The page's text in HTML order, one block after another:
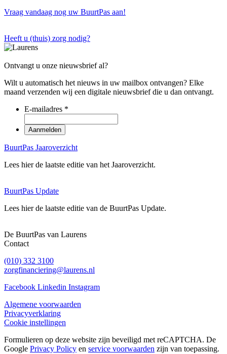
Vraag vandaag nog uw BuurtPas aan!
Heeft u (thuis) zorg nodig?
Ontvangt u onze nieuwsbrief al?
Wilt u automatisch het nieuws in uw mailbox ontvangen? Elke
maand verzenden wij een digitale nieuwsbrief die u dan ontvangt.
E-mailadres *
BuurtPas Jaaroverzicht
Lees hier de laatste editie van het Jaaroverzicht.
BuurtPas Update
Lees hier de laatste editie van de BuurtPas Update.
De BuurtPas van Laurens
Contact
(010) 332 3100
zorgfinanciering@laurens.nl
Facebook Linkedin Instagram
Algemene voorwaarden
Privacyverklaring
Cookie instellingen
Formulieren op deze website zijn beveiligd met reCAPTCHA. De
Google Privacy Policy en service voorwaarden zijn van toepassing.